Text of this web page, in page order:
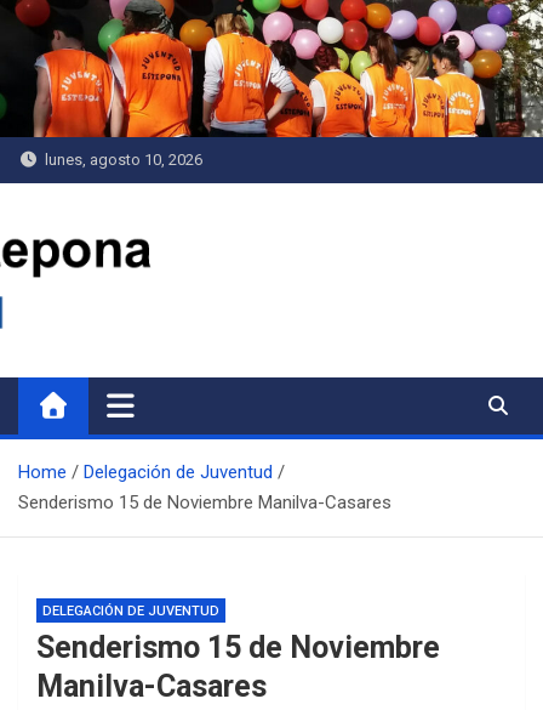
Saltar
contenido
lunes, agosto 10, 2026
Home
Delegación de Juventud
Senderismo 15 de Noviembre Manilva-Casares
DELEGACIÓN DE JUVENTUD
Senderismo 15 de Noviembre
Manilva-Casares